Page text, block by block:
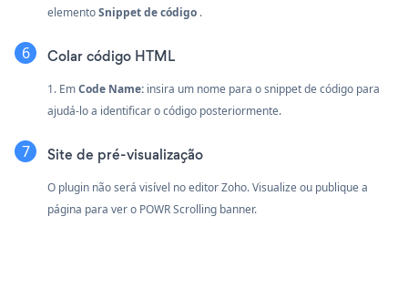
elementoSnippet de código .
Colar código HTML
1. EmCode Name: insira um nome para o snippet de código para
ajudá-lo a identificar o código posteriormente.
Site de pré-visualização
O plugin não será visível no editor Zoho. Visualize ou publique a
página para ver o POWR Scrolling banner.